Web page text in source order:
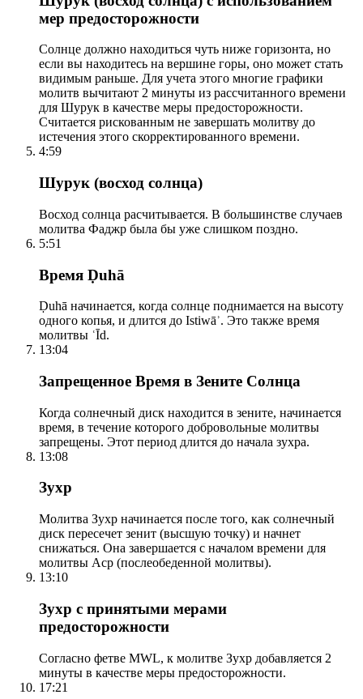
мер предосторожности
Солнце должно находиться чуть ниже горизонта, но
если вы находитесь на вершине горы, оно может стать
видимым раньше. Для учета этого многие графики
молитв вычитают 2 минуты из рассчитанного времени
для Шурук в качестве меры предосторожности.
Считается рискованным не завершать молитву до
истечения этого скорректированного времени.
4:59
Шурук (восход солнца)
Восход солнца расчитывается. В большинстве случаев
молитва Фаджр была бы уже слишком поздно.
5:51
Время Ḍuhā
Ḍuhā начинается, когда солнце поднимается на высоту
одного копья, и длится до Istiwāʾ. Это также время
молитвы ʿĪd.
13:04
Запрещенное Время в Зените Солнца
Когда солнечный диск находится в зените, начинается
время, в течение которого добровольные молитвы
запрещены. Этот период длится до начала зухра.
13:08
Зухр
Молитва Зухр начинается после того, как солнечный
диск пересечет зенит (высшую точку) и начнет
снижаться. Она завершается с началом времени для
молитвы Аср (послеобеденной молитвы).
13:10
Зухр с принятыми мерами
предосторожности
Согласно фетве MWL, к молитве Зухр добавляется 2
минуты в качестве меры предосторожности.
17:21